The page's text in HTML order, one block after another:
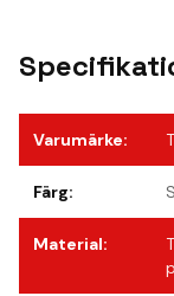
Varumärke:
Färg:
Material: